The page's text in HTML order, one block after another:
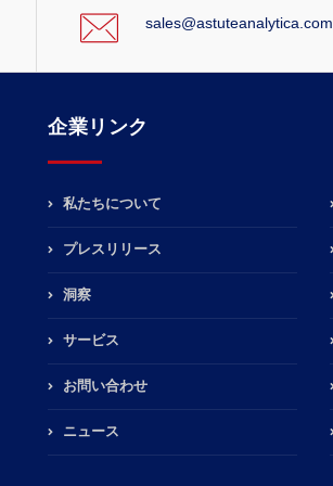
sales@astuteanalytica.com
企業リンク
私たちについて
プレスリリース
洞察
サービス
お問い合わせ
ニュース